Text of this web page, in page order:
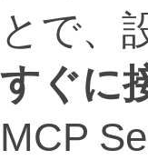
とで、
すぐに
MCP